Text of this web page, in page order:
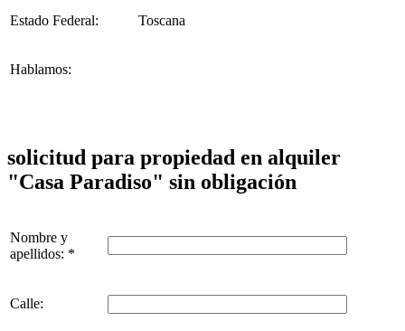
Estado Federal: Toscana
Hablamos:
solicitud para propiedad en alquiler
"Casa Paradiso" sin obligación
Nombre y
apellidos: *
Calle: